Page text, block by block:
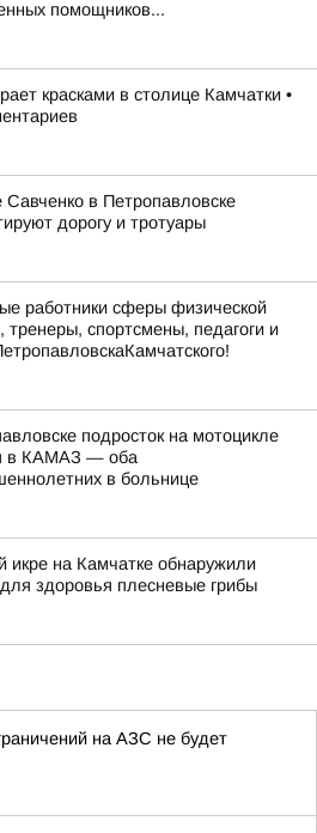
помощников...
красками в столице Камчатки •
Савченко в Петропавловске
дорогу и тротуары
работники сферы физической
тренеры, спортсмены, педагоги и
подросток на мотоцикле
в КАМАЗ — оба
в больнице
икре на Камчатке обнаружили
здоровья плесневые грибы
на АЗС не будет